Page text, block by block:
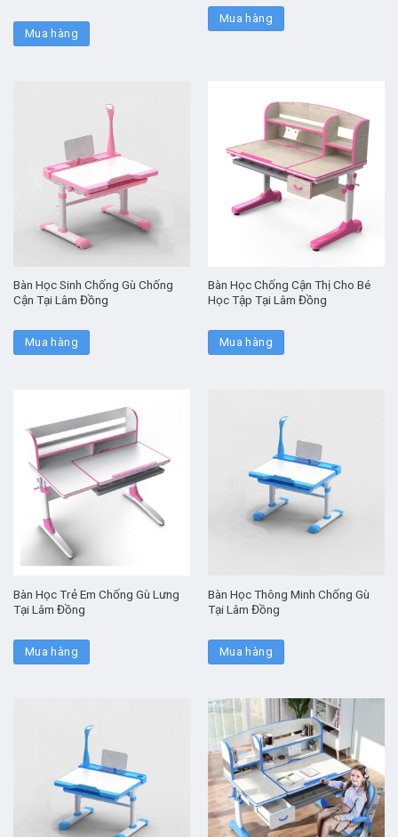
Mua hàng
Mua hàng
Bàn Học Sinh Chống Gù Chống
Cận Tại Lâm Đồng
Mua hàng
Bàn Học Chống Cận Thị Cho Bé
Học Tập Tại Lâm Đồng
Mua hàng
Bàn Học Trẻ Em Chống Gù Lưng
Tại Lâm Đồng
Mua hàng
Bàn Học Thông Minh Chống Gù
Tại Lâm Đồng
Mua hàng